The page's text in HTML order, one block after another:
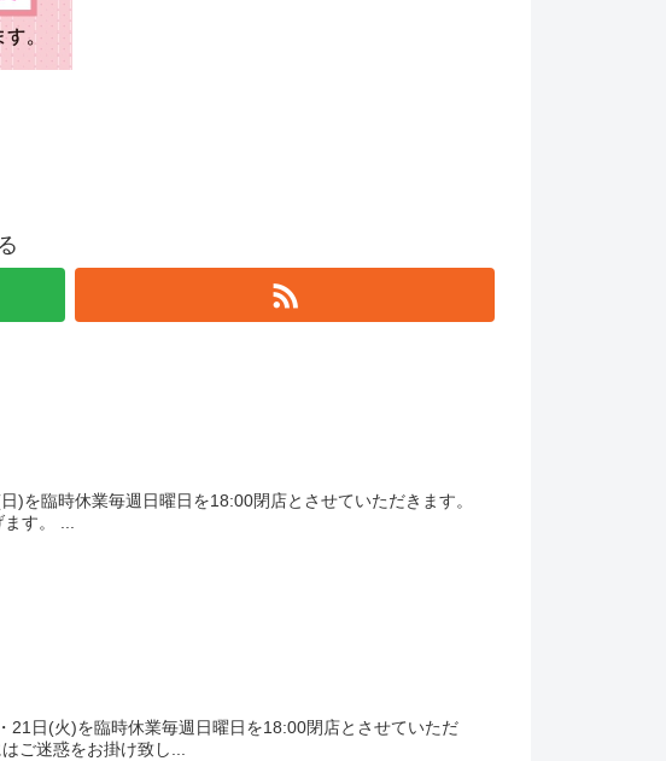
を臨時休業毎週日曜日を18:00閉店とさせていただきます。
す。 ...
日(火)を臨時休業毎週日曜日を18:00閉店とさせていただ
ご迷惑をお掛け致し...